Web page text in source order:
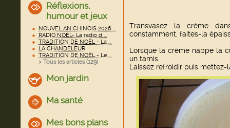
Réflexions,
humour et jeux
NOUVEL AN CHINOIS 2026 ...
RADIO NOËL- La radio d ...
TRADITION DE NOËL - La ...
LA CHANDELEUR
TRADITION DE NOËL - Le ...
> Tous les articles (129)
Mon jardin
Ma santé
Mes bons plans
Transvasez la crème
constamment, faites-la
Lorsque la crème nappe la
un tamis.
Laissez refroidir puis mettez-